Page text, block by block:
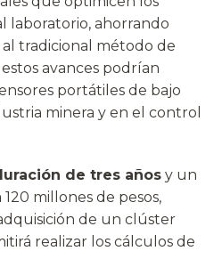
laboratorio, ahorrando
tradicional método de
avances podrían
portátiles de bajo
minera y en el control
de tres años y un
millones de pesos,
de un clúster
realizar los cálculos de